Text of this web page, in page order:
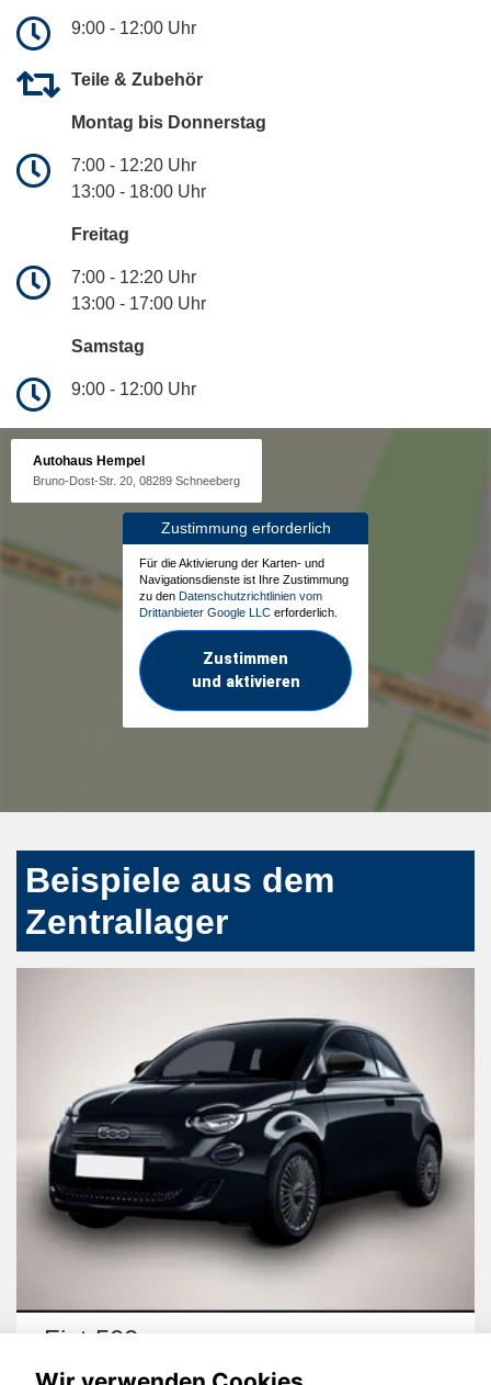
9:00 - 12:00 Uhr
Teile & Zubehör
Montag bis Donnerstag
7:00 - 12:20 Uhr
13:00 - 18:00 Uhr
Freitag
7:00 - 12:20 Uhr
13:00 - 17:00 Uhr
Samstag
9:00 - 12:00 Uhr
Autohaus Hempel
Bruno-Dost-Str. 20, 08289 Schneeberg
Zustimmung erforderlich
Für die Aktivierung der Karten- und
Navigationsdienste ist Ihre Zustimmung
zu den Datenschutzrichtlinien vom
Drittanbieter Google LLC erforderlich.
Zustimmen
und aktivieren
Beispiele aus dem
Zentrallager
Fiat 500